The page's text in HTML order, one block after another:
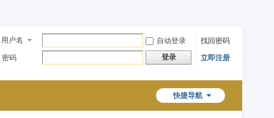
用户名 自动登录
找回密码
密码
登录 立即注册
快捷导航